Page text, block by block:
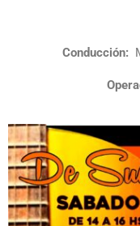
Conducción: